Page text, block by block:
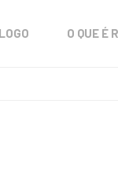
O QUE É